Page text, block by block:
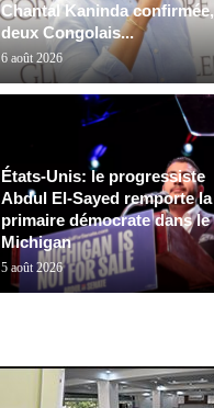
Chantal Kaninda confirmée,
deux Congolais...
6 août 2026
États-Unis: le progressiste
Abdul El-Sayed remporte la
primaire démocrate dans le
Michigan
5 août 2026